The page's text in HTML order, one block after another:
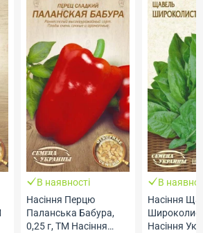
В наявності
Насіння Перцю
Паланська Бабура,
0,25 г, ТМ Насіння
В
Насіння
Насіння